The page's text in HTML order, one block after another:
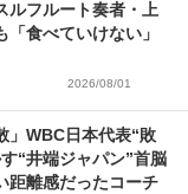
ルフルート奏者・上
食べていけない」
2026/08/01
」WBC日本代表“敗
“井端ジャパン”首脳
距離感だったコーチ